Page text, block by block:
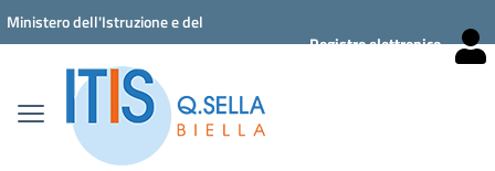
Vai ai contenuti
Vai al menu di navigazione
Vai al footer
Ministero dell'Istruzione e del
Registro elettronico